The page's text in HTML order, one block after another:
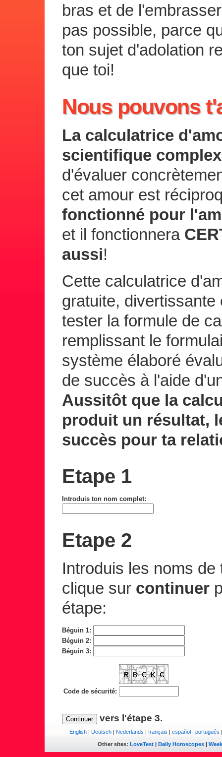
bras et de
pas possible, parce
ton sujet d'adolation
que toi!
Nous pouvons
La calculatrice
scientifique
d'évaluer
cet amour est
fonctionné pour
et il fonctionnera
aussi!
Cette calculatrice
gratuite,
tester la formule de
remplissant le
système élaboré
de succès à l'aide
Aussitôt que la
produit un résultat,
succès pour ta
Etape 1
Introduis ton nom complet:
Etape 2
Introduis les noms
clique sur continuer
étape:
Béguin 1:
Béguin 2:
Béguin 3:
Code de sécurité:
vers l'étape 3.
English Deutsch Nederlands français español português
Other sites: LoveTest Daily Horoscopes